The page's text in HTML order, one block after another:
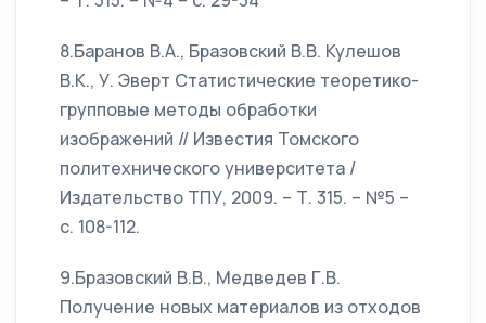
8.Баранов В.А., Бразовский В.В. Кулешов
В.К., У. Эверт Статистические теоретико-
групповые методы обработки
изображений // Известия Томского
политехнического университета /
Издательство ТПУ, 2009. – Т. 315. – №5 –
с. 108-112.
9.Бразовский В.В., Медведев Г.В.
Получение новых материалов из отходов